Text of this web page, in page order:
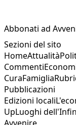
Abbonati ad
Sezioni del sito
HomeAttualità
Commenti
CuraFamiglia
Pubblicazioni
Edizioni locali
UpLuoghi